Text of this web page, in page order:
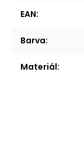
EAN:
Barva:
Materiál: